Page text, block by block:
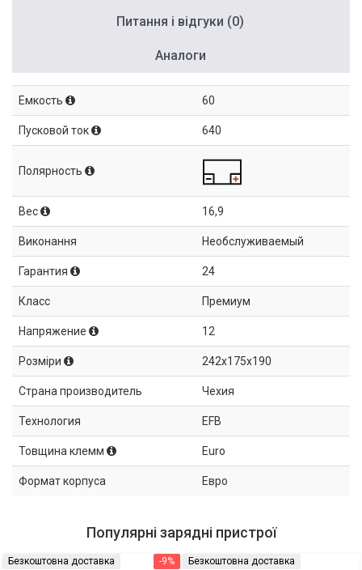
Питання і відгуки (0)
Аналоги
Емкость 60
Пусковой ток 640
Полярность
Вес 16,9
Виконання Необслуживаемый
Гарантия 24
Класс Премиум
Напряжение 12
Розміри 242x175x190
Страна производитель Чехия
Технология EFB
Товщина клемм Euro
Формат корпуса Евро
Популярні зарядні пристрої
-9%
Безкоштовна доставка Безкоштовна доставка